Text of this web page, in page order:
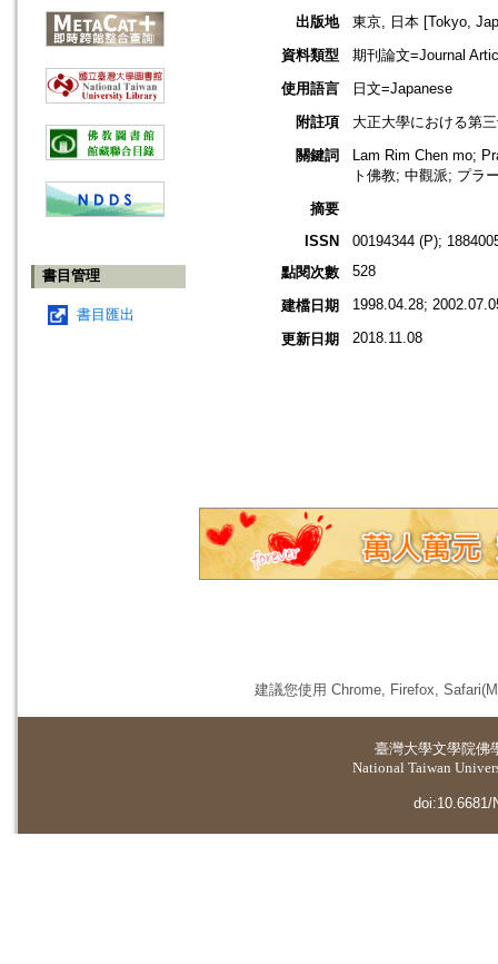
書目管理
書目匯出
出版地
東京, 日本 [Tokyo,
資料類型
期刊論文=Journal
使用語言
日文=Japanese
附註項
大正大學における第
關鍵詞
Lam Rim Chen mo;
ト佛教; 中觀派; プラ
摘要
ISSN
00194344 (P);
點閱次數
528
建檔日期 1998.04.28;
更新日期 2018.11.08
建議您使用 Chrome, Firefox,
臺灣大學文學院佛
National Taiwan
doi:10.6681/